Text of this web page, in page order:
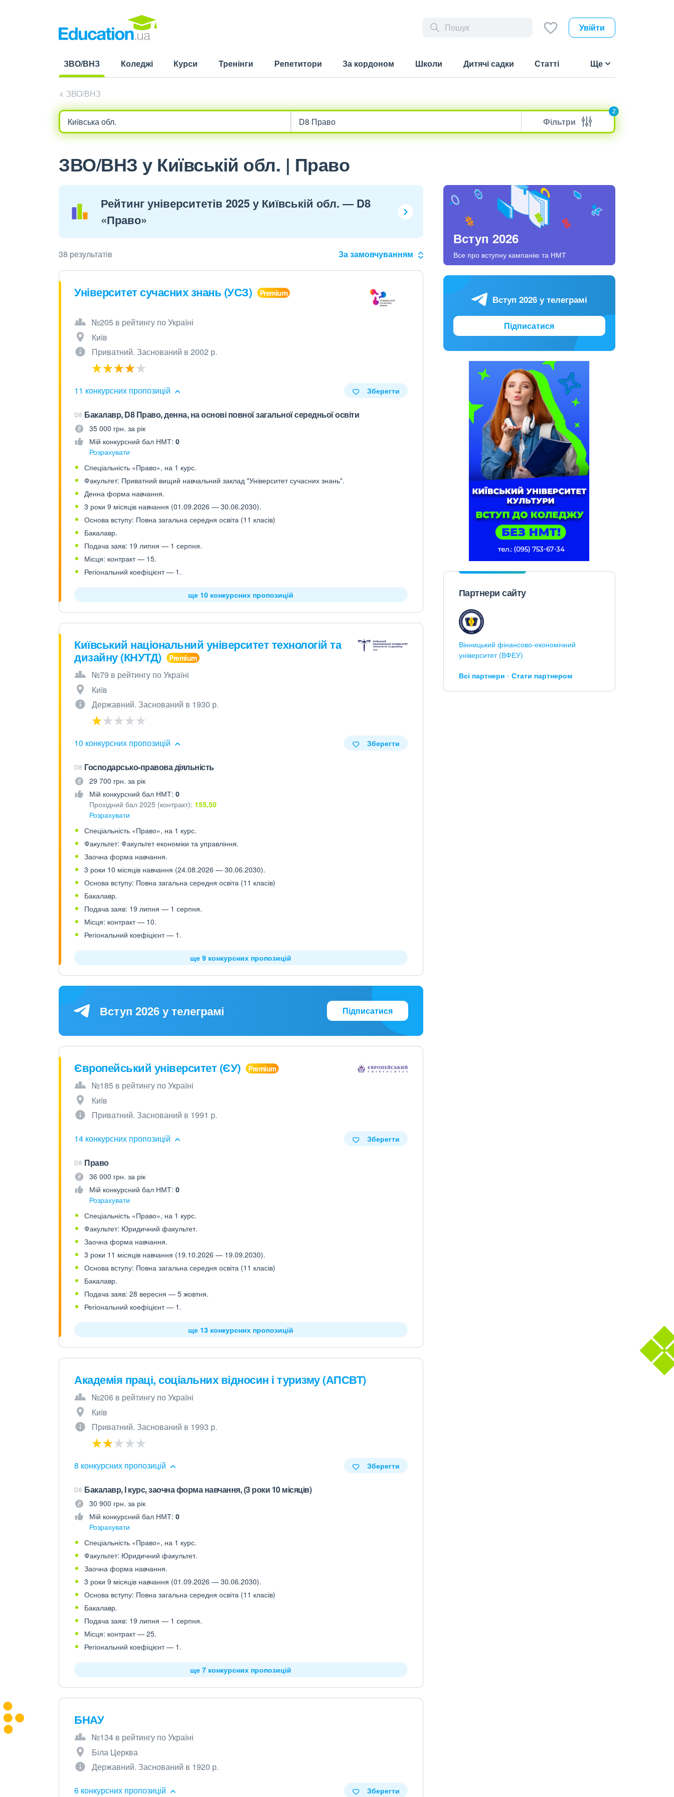
Увійти
ЗВО/ВНЗ
Коледжі Курси Тренінги Репетитори За кордоном Школи Дитячі садки Статті Ще
ЗВО/ВНЗ
Фільтри
2
ЗВО/ВНЗ у Київській обл. | Право
Рейтинг університетів 2025 у Київській обл. — D8
«Право»
38 результатів За замовчуванням
Університет сучасних знань (УСЗ)
№205 в рейтингу по Україні
Київ
Приватний. Заснований в 2002 р.
11 конкурсних пропозицій Зберегти
D8 Бакалавр, D8 Право, денна, на основі повної загальної середньої освіти
35 000 грн. за рік
Мій конкурсний бал НМТ: 0
Розрахувати
Спеціальність «Право», на 1 курс.
Факультет: Приватний вищий навчальний заклад "Університет сучасних знань".
Денна форма навчання.
3 роки 9 місяців навчання (01.09.2026 — 30.06.2030).
Основа вступу: Повна загальна середня освіта (11 класів)
Бакалавр.
Подача заяв: 19 липня — 1 серпня.
Місця: контракт — 15.
Регіональний коефіцієнт — 1.
ще 10 конкурсних пропозицій
Київський національний університет технологій та
дизайну (КНУТД)
№79 в рейтингу по Україні
Київ
Державний. Заснований в 1930 р.
10 конкурсних пропозицій Зберегти
D8 Господарсько-правова діяльність
29 700 грн. за рік
Мій конкурсний бал НМТ: 0
Прохідний бал 2025 (контракт): 155,50
Розрахувати
Спеціальність «Право», на 1 курс.
Факультет: Факультет економіки та управління.
Заочна форма навчання.
3 роки 10 місяців навчання (24.08.2026 — 30.06.2030).
Основа вступу: Повна загальна середня освіта (11 класів)
Бакалавр.
Подача заяв: 19 липня — 1 серпня.
Місця: контракт — 10.
Регіональний коефіцієнт — 1.
ще 9 конкурсних пропозицій
Вступ 2026 у телеграмі Підписатися
Європейський університет (ЄУ)
№185 в рейтингу по Україні
Київ
Приватний. Заснований в 1991 р.
14 конкурсних пропозицій Зберегти
D8 Право
36 000 грн. за рік
Мій конкурсний бал НМТ: 0
Розрахувати
Спеціальність «Право», на 1 курс.
Факультет: Юридичний факультет.
Заочна форма навчання.
3 роки 11 місяців навчання (19.10.2026 — 19.09.2030).
Основа вступу: Повна загальна середня освіта (11 класів)
Бакалавр.
Подача заяв: 28 вересня — 5 жовтня.
Регіональний коефіцієнт — 1.
ще 13 конкурсних пропозицій
Академія праці, соціальних відносин і туризму (АПСВТ)
№206 в рейтингу по Україні
Київ
Приватний. Заснований в 1993 р.
8 конкурсних пропозицій Зберегти
D8 Бакалавр, І курс, заочна форма навчання, (3 роки 10 місяців)
30 900 грн. за рік
Мій конкурсний бал НМТ: 0
Розрахувати
Спеціальність «Право», на 1 курс.
Факультет: Юридичний факультет.
Заочна форма навчання.
3 роки 9 місяців навчання (01.09.2026 — 30.06.2030).
Основа вступу: Повна загальна середня освіта (11 класів)
Бакалавр.
Подача заяв: 19 липня — 1 серпня.
Місця: контракт — 25.
Регіональний коефіцієнт — 1.
ще 7 конкурсних пропозицій
БНАУ
№134 в рейтингу по Україні
Біла Церква
Державний. Заснований в 1920 р.
6 конкурсних пропозицій Зберегти
Вступ 2026
Все про вступну кампанію та НМТ
Вступ 2026 у телеграмі
Підписатися
Партнери сайту
Вінницький фінансово-економічний
університет (ВФЕУ)
Всі партнери Стати партнером